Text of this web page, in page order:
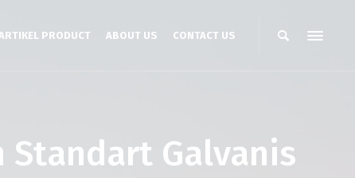
PRODUCT ABOUT US CONTACT US
Standart Galvanis